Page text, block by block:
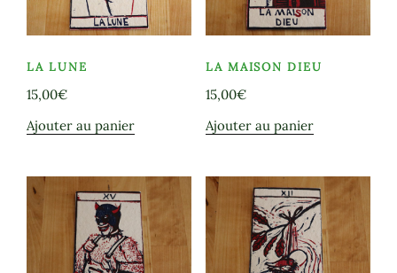
LA LUNE
15,00€
Ajouter au panier
LA MAISON DIEU
15,00€
Ajouter au panier